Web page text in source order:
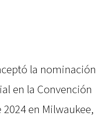
la nominación
en la Convención
en Milwaukee,